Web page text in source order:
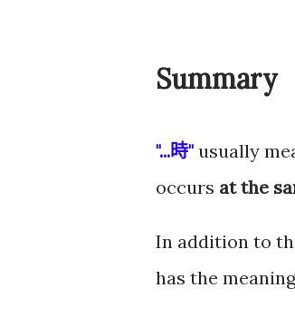
Summary
"...時" usually
occurs at the
In addition to
has the